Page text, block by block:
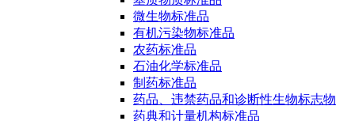
微生物标准品
有机污染物标准品
农药标准品
石油化学标准品
制药标准品
药品、违禁药品和诊断性生物标志物
药典和计量机构标准品